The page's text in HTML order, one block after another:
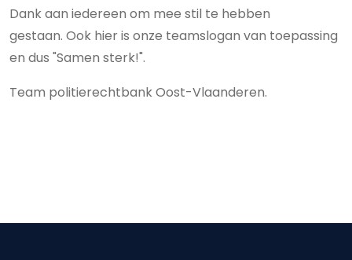
Dank aan iedereen om mee stil te hebben
gestaan. Ook hier is onze teamslogan van toepassing
en dus "Samen sterk!".
Team politierechtbank Oost-Vlaanderen.